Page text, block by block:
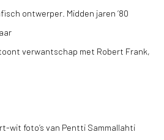
ontwerper. Midden jaren ’80
verwantschap met Robert Frank,
wit foto’s van Pentti Sammallahti